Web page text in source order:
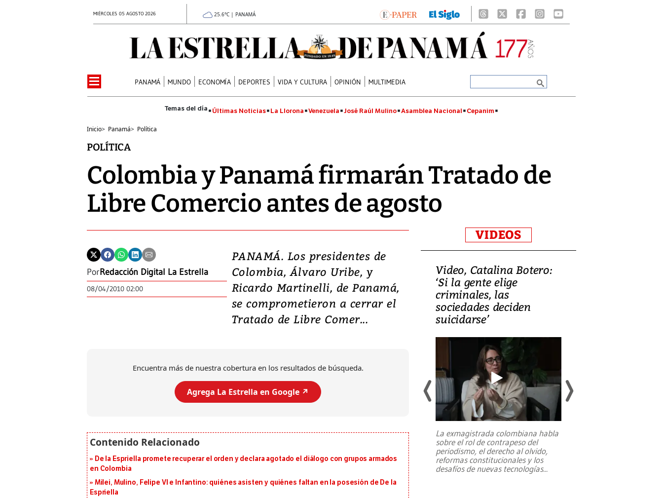
MIÉRCOLES 05 AGOSTO 2026 25.6°C | PANAMÁ
PANAMÁ MUNDO ECONOMÍA DEPORTES VIDA Y CULTURA OPINIÓN MULTIMEDIA
Últimas Noticias La Llorona Venezuela José Raúl Mulino Asamblea Nacional Cepanim
Inicio> Panamá> Política
POLÍTICA
Colombia y Panamá firmarán Tratado de
Libre Comercio antes de agosto
PorRedacción Digital La Estrella
08/04/2010 02:00
PANAMÁ. Los presidentes de
Colombia, Álvaro Uribe, y
Ricardo Martinelli, de Panamá,
se comprometieron a cerrar el
Tratado de Libre Comer...
Encuentra más de nuestra cobertura en los resultados de búsqueda.
Agrega La Estrella en Google ↗️
De la Espriella promete recuperar el orden y declara agotado el diálogo con grupos armados
en Colombia
Milei, Mulino, Felipe VI e Infantino: quiénes asisten y quiénes faltan en la posesión de De la
Espriella
VIDEOS
Video, Japón: Terremoto
deja heridos y graves
daños en Kumamoto
al sur de Japón, provocando una
Video, Catalina Botero:
‘Si la gente elige
criminales, las
sociedades deciden
suicidarse’
La exmagistrada colombiana habla
sobre el rol de contrapeso del
periodismo, el derecho al olvido,
reformas constitucionales y los
desafíos de nuevas tecnologías...